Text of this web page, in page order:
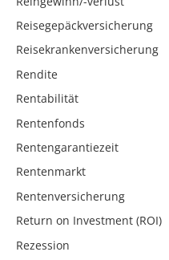
Reisegepäckversicherung
Reisekrankenversicherung
Rendite
Rentabilität
Rentenfonds
Rentengarantiezeit
Rentenmarkt
Rentenversicherung
Return on Investment (ROI)
Rezession